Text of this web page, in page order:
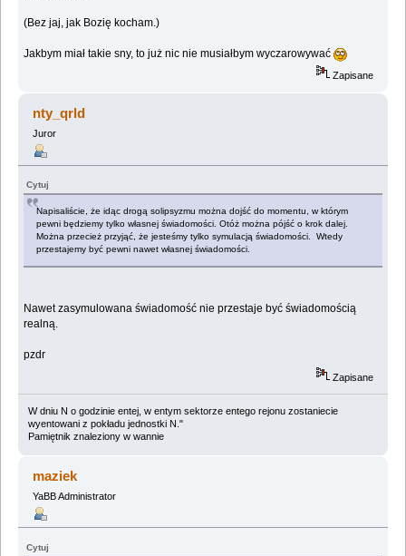
(Bez jaj, jak Bozię kocham.)
Jakbym miał takie sny, to już nic nie musiałbym wyczarowywać
Zapisane
nty_qrld
Juror
Cytuj
Napisaliście, że idąc drogą solipsyzmu można dojść do momentu, w którym
pewni będziemy tylko własnej świadomości. Otóż można pójść o krok dalej.
Można przecież przyjąć, że jesteśmy tylko symulacją świadomości. Wtedy
przestajemy być pewni nawet własnej świadomości.
Nawet zasymulowana świadomość nie przestaje być świadomością
realną.
pzdr
Zapisane
W dniu N o godzinie entej, w entym sektorze entego rejonu zostaniecie
wyentowani z pokładu jednostki N."
Pamiętnik znaleziony w wannie
maziek
YaBB Administrator
Cytuj